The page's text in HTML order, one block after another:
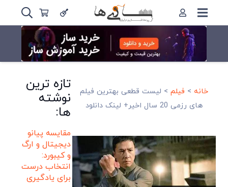
خانه > فیلم > لیست قطعی بهترین فیلم
های رزمی 20 سال اخیر+ لینک دانلود
تازه ترین
نوشته
ها:
مقایسه پیانو
دیجیتال و ارگ
و کیبورد:
انتخاب درست
برای یادگیری